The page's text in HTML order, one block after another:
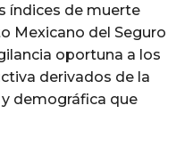
índices de muerte
Mexicano del Seguro
oportuna a los
derivados de la
demográfica que